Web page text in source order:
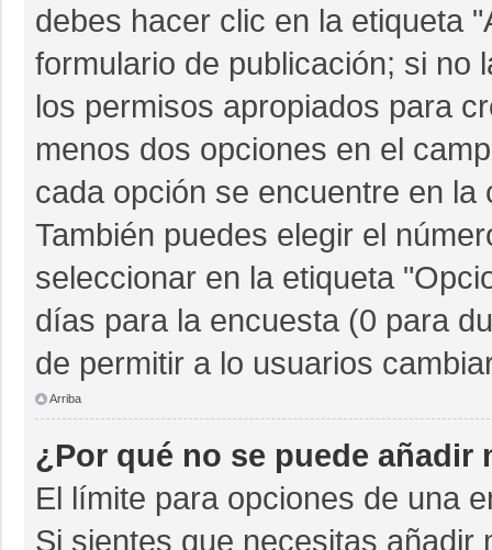
debes hacer clic en la etiqueta
formulario de publicación; si no
los permisos apropiados para
menos dos opciones en el
cada opción se encuentre en
También puedes elegir el
seleccionar en la etiqueta
días para la encuesta (0 para
de permitir a lo usuarios
Arriba
¿Por qué no se puede añadir
El límite para opciones de una
Si sientes que necesitas añadir